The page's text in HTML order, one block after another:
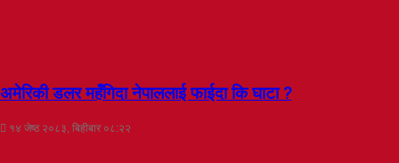
अमेरिकी डलर महँगिदा नेपाललाई फाईदा कि घाटा ?
१४ जेष्ठ २०८३, बिहीबार ०८:२२